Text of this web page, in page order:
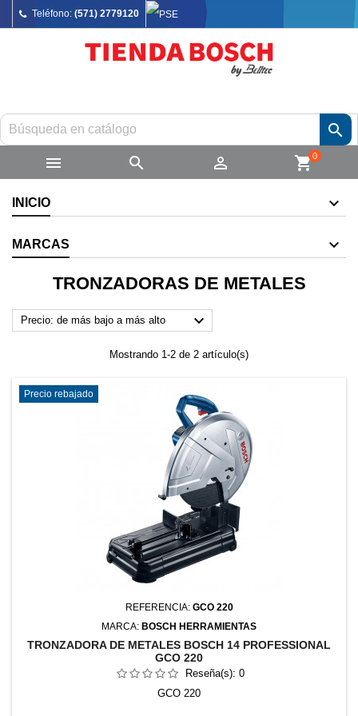
Teléfono: (571) 2779120


  shopping_cart0
INICIO
MARCAS
TRONZADORAS DE METALES
Precio: de más bajo a más alto 
Mostrando 1-2 de 2 artículo(s)
Precio rebajado
REFERENCIA: GCO 220
MARCA: BOSCH HERRAMIENTAS
TRONZADORA DE METALES BOSCH 14 PROFESSIONAL
GCO 220
Reseña(s): 0
GCO 220